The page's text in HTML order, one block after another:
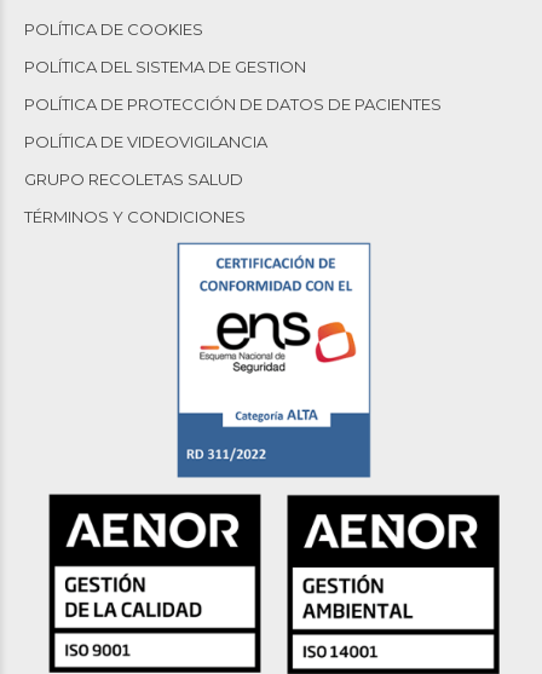
POLÍTICA DE COOKIES
POLÍTICA DEL SISTEMA DE GESTION
POLÍTICA DE PROTECCIÓN DE DATOS DE PACIENTES
POLÍTICA DE VIDEOVIGILANCIA
GRUPO RECOLETAS SALUD
TÉRMINOS Y CONDICIONES